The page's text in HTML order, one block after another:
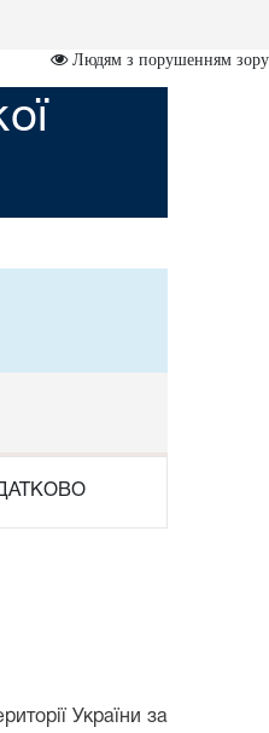
Людям з порушенням зору
України за